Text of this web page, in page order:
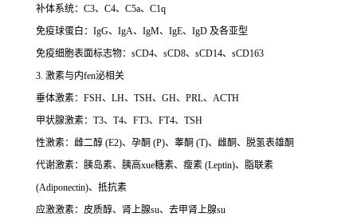
补体系统：C3、C4、C5a、C1q
免疫球蛋白：IgG、IgA、IgM、IgE、IgD 及各亚型
免疫细胞表面标志物：sCD4、sCD8、sCD14、sCD163
3. 激素与内fen泌相关
垂体激素：FSH、LH、TSH、GH、PRL、ACTH
甲状腺激素：T3、T4、FT3、FT4、TSH
性激素：雌二醇 (E2)、孕酮 (P)、睾酮 (T)、雌酮、脱氢表雄酮
代谢激素：胰岛素、胰高xue糖素、瘦素 (Leptin)、脂联素
(Adiponectin)、抵抗素
应激激素：皮质醇、肾上腺su、去甲肾上腺su